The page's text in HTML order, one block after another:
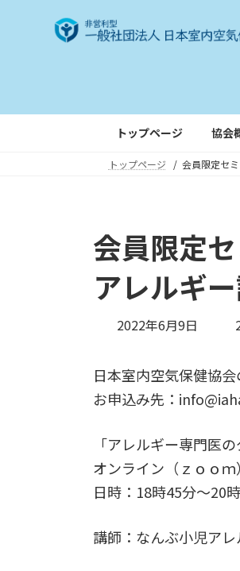
へ
ョ
トップページ 協会
トップページ 会員限定セ
会員限定
アレルギ
2022年6月9日
日本室内空気保健協
お申込み先：
「アレルギー専門医
オンライン（ｚｏｏｍ）
日時：18時45分～
講師：なんぶ小児ア